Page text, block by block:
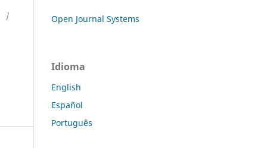
/
Open Journal Systems
Idioma
English
Español
Português